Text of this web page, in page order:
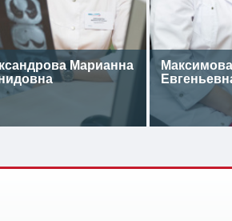
Марианна